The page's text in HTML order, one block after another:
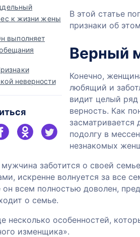
к жизни жены
выполняет
неверности
В этой статье
признаки об
Верный
Конечно,
любящий и
видит целый
верность. Как
засматривается
подолгу в
незнакомых
заботится о своей
искренне волнуется за все
он всем полностью доволен,
о семье.
несколько особенностей,
изменщика».